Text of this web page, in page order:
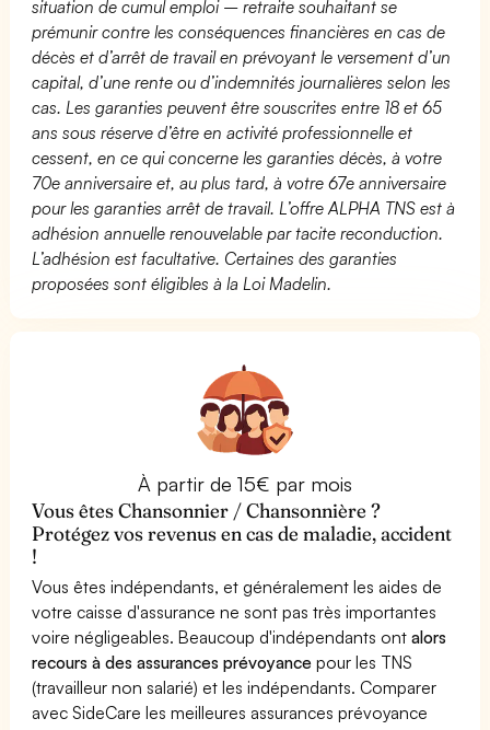
situation de cumul emploi – retraite souhaitant se
prémunir contre les conséquences financières en cas de
décès et d’arrêt de travail en prévoyant le versement d’un
capital, d’une rente ou d’indemnités journalières selon les
cas. Les garanties peuvent être souscrites entre 18 et 65
ans sous réserve d’être en activité professionnelle et
cessent, en ce qui concerne les garanties décès, à votre
70e anniversaire et, au plus tard, à votre 67e anniversaire
pour les garanties arrêt de travail. L’offre ALPHA TNS est à
adhésion annuelle renouvelable par tacite reconduction.
L’adhésion est facultative. Certaines des garanties
proposées sont éligibles à la Loi Madelin.
À partir de 15€ par mois
Vous êtes Chansonnier / Chansonnière ?
Protégez vos revenus en cas de maladie, accident
!
Vous êtes indépendants, et généralement les aides de
votre caisse d'assurance ne sont pas très importantes
voire négligeables. Beaucoup d'indépendants ontalors
recours à des assurances prévoyance pour les TNS
(travailleur non salarié) et les indépendants. Comparer
avec SideCare les meilleures assurances prévoyance